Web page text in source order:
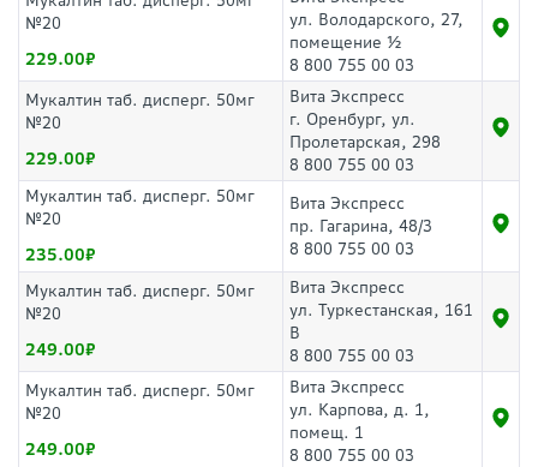
№20
229.00
ул. Володарского, 27,
помещение ½
8 800 755 00 03
Мукалтин таб. дисперг. 50мг
№20
229.00
Вита Экспресс
г. Оренбург, ул.
Пролетарская, 298
8 800 755 00 03
Мукалтин таб. дисперг. 50мг
№20
235.00
Вита Экспресс
пр. Гагарина, 48/3
8 800 755 00 03
Мукалтин таб. дисперг. 50мг
№20
249.00
Вита Экспресс
ул. Туркестанская, 161
В
8 800 755 00 03
Мукалтин таб. дисперг. 50мг
№20
249.00
Вита Экспресс
ул. Карпова, д. 1,
помещ. 1
8 800 755 00 03